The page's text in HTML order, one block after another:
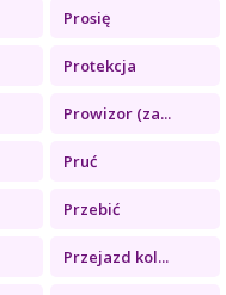
Prosię
Protekcja
Prowizor (za...
Pruć
Przebić
Przejazd kol...